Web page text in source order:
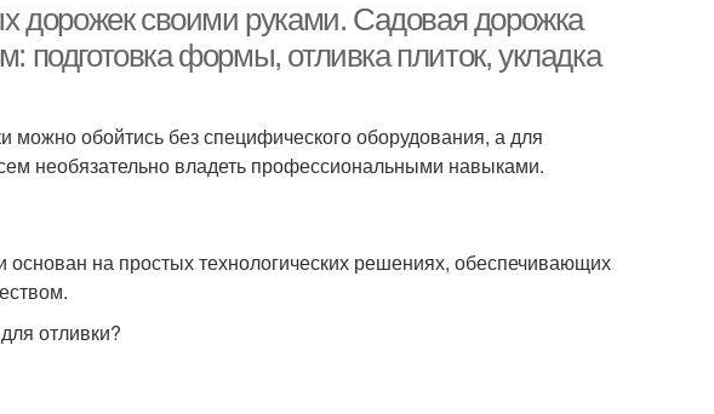
дорожек своими руками. Садовая дорожка
формы, отливка плиток, укладка
можно обойтись без специфического оборудования, а для
необязательно владеть профессиональными навыками.
на простых технологических решениях, обеспечивающих
отливки?